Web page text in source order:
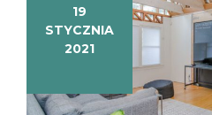
19
STYCZNIA
2021